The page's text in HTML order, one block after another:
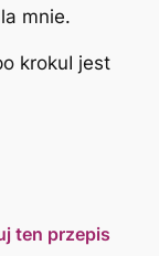
mnie.
I jest
ten przepis